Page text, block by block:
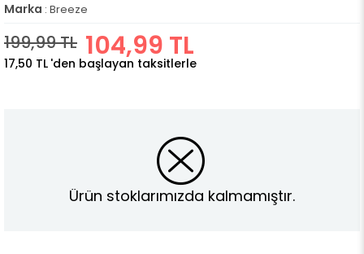
Marka : Breeze
199,99 TL 104,99 TL
17,50 TL 'den başlayan taksitlerle
Ürün stoklarımızda kalmamıştır.